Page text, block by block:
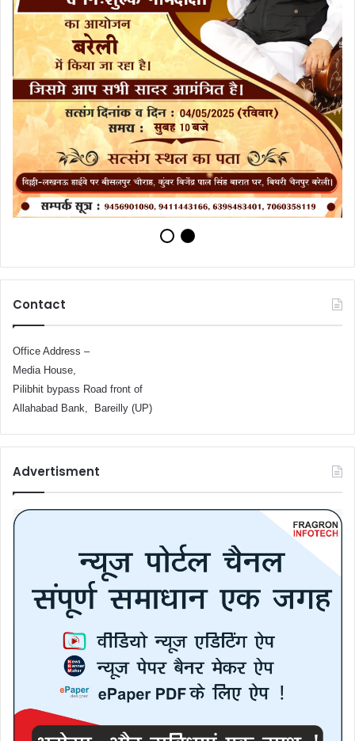
Contact
Office Address –
Media House,
Pilibhit bypass Road front of
Allahabad Bank, Bareilly (UP)
Advertisment